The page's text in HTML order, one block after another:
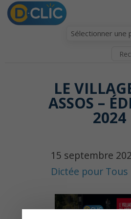
Sélectionner une
LE
ASSOS –
2024
15 septembre
Dictée pour Tous